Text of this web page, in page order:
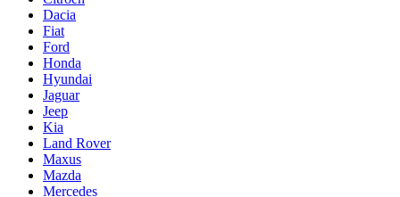
Dacia
Fiat
Ford
Honda
Hyundai
Jaguar
Jeep
Kia
Land Rover
Maxus
Mazda
Mercedes